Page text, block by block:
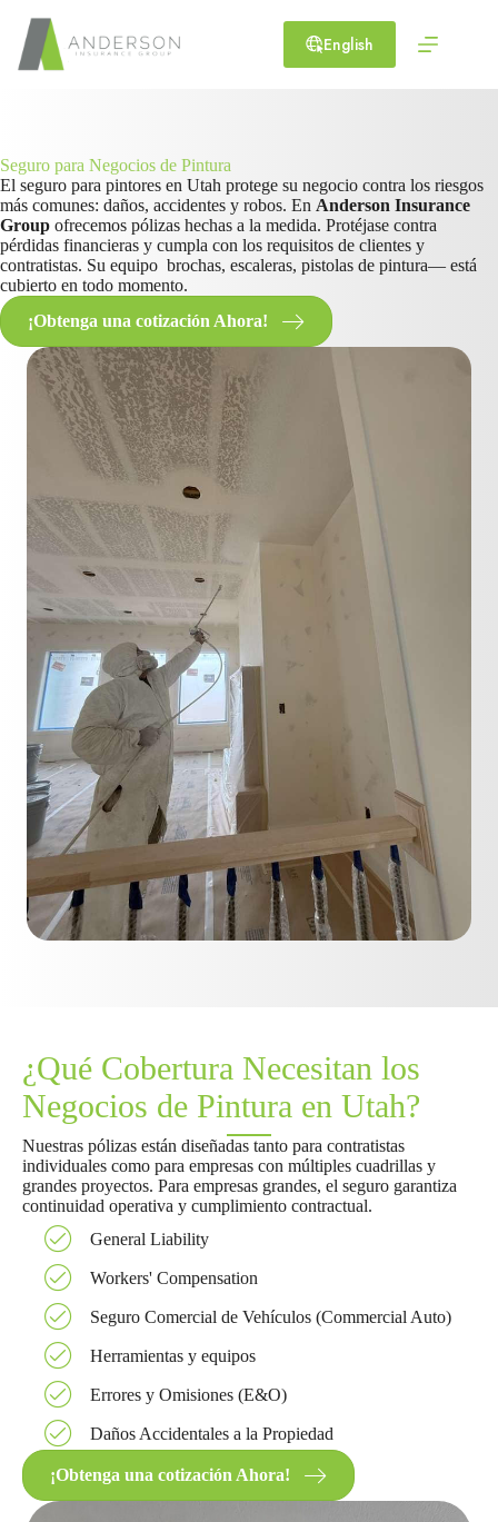
content
English
Seguro para Negocios de Pintura
El seguro para pintores en Utah protege su negocio contra los riesgos
más comunes: daños, accidentes y robos. En Anderson Insurance
Group ofrecemos pólizas hechas a la medida. Protéjase contra
pérdidas financieras y cumpla con los requisitos de clientes y
contratistas. Su equipo brochas, escaleras, pistolas de pintura— está
cubierto en todo momento.
¡Obtenga una cotización Ahora!
¿Qué Cobertura Necesitan los
Negocios de Pintura en Utah?
Nuestras pólizas están diseñadas tanto para contratistas
individuales como para empresas con múltiples cuadrillas y
grandes proyectos. Para empresas grandes, el seguro garantiza
continuidad operativa y cumplimiento contractual.
General Liability
Workers' Compensation
Seguro Comercial de Vehículos (Commercial Auto)
Herramientas y equipos
Errores y Omisiones (E&O)
Daños Accidentales a la Propiedad
¡Obtenga una cotización Ahora!